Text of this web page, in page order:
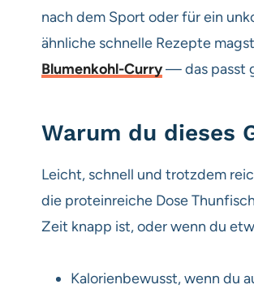
nach dem Sport oder für ein
ähnliche schnelle Rezepte
Blumenkohl-Curry— das passt
Warum du dieses
Leicht, schnell und trotzdem
die proteinreiche Dose
Zeit knapp ist, oder wenn du
Kalorienbewusst, wenn du